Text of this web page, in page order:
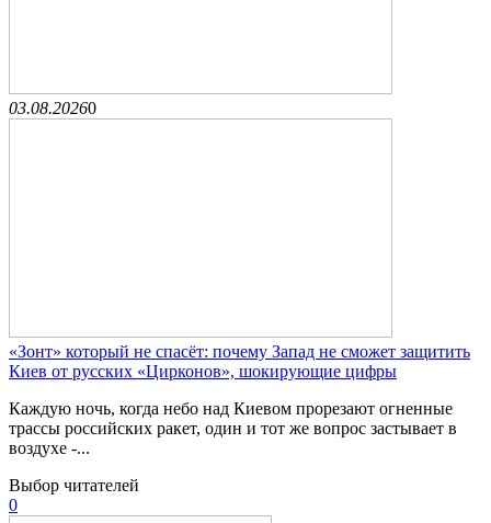
03.08.20260
«Зонт» который не спасёт: почему Запад не сможет защитить
Киев от русских «Цирконов», шокирующие цифры
Каждую ночь, когда небо над Киевом прорезают огненные
трассы российских ракет, один и тот же вопрос застывает в
воздухе -...
Выбор читателей
0